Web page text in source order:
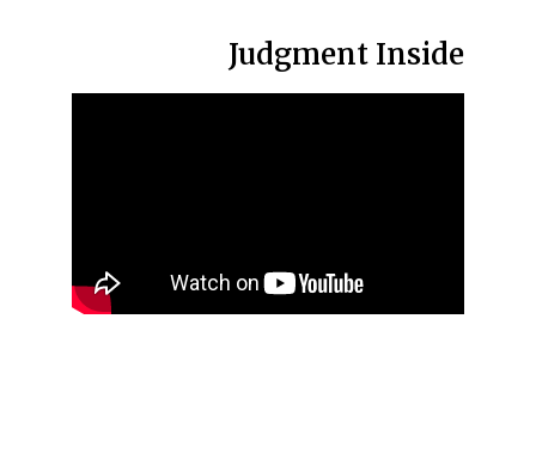
Judgment Inside